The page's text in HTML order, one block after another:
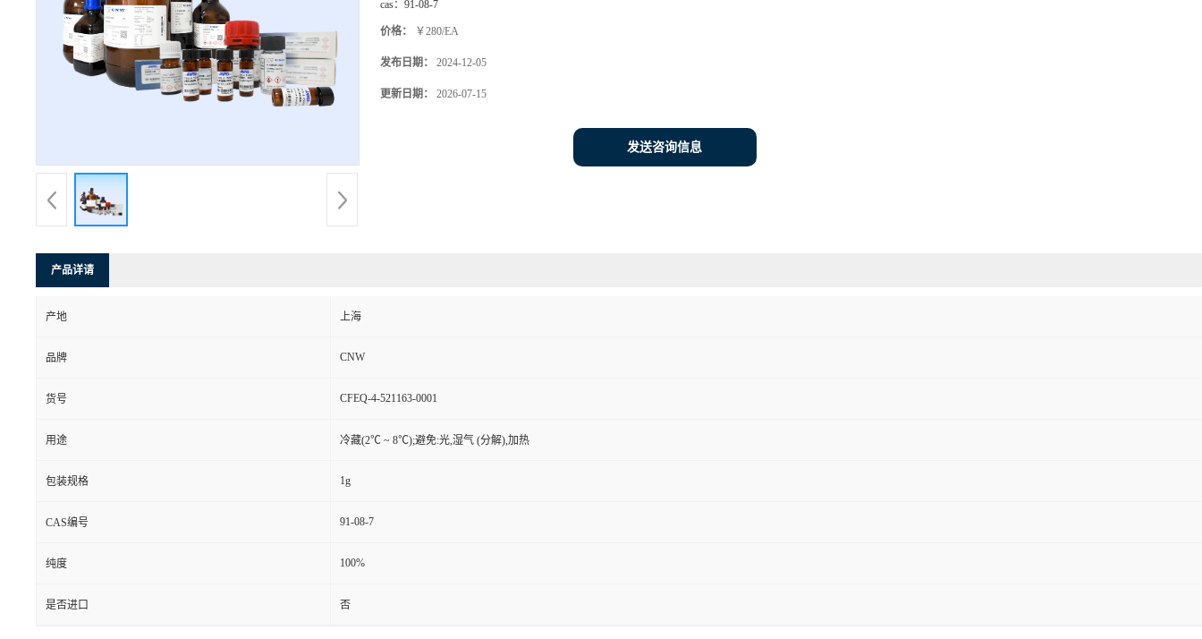
cas： 91-08-7
价格： ￥280/EA
发布日期： 2024-12-05
更新日期： 2026-07-15
发送咨询信息
产品详请
产地 上海
品牌 CNW
货号 CFEQ-4-521163-0001
用途 冷藏(2℃ ~ 8℃);避免:光,湿气 (分解),加热
包装规格 1g
CAS编号 91-08-7
纯度 100%
是否进口 否